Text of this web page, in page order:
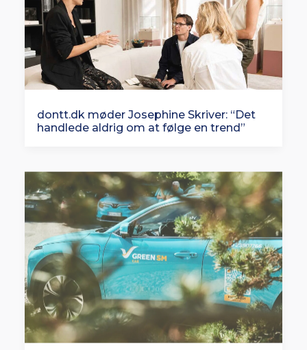
dontt.dk møder Josephine Skriver: “Det
handlede aldrig om at følge en trend”